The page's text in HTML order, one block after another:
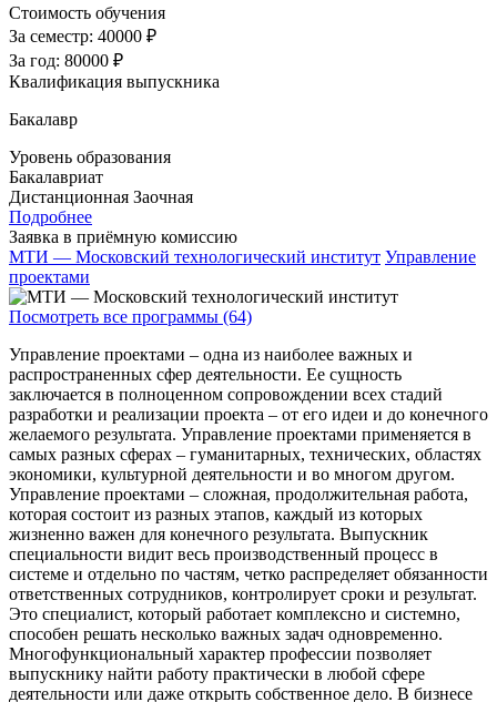
Стоимость обучения
За семестр: 40000 ₽
За год: 80000 ₽
Квалификация выпускника
Бакалавр
Уровень образования
Бакалавриат
Дистанционная Заочная
Подробнее
Заявка в приёмную комиссию
МТИ — Московский технологический институт Управление
проектами
Посмотреть все программы (64)
Управление проектами – одна из наиболее важных и
распространенных сфер деятельности. Ее сущность
заключается в полноценном сопровождении всех стадий
разработки и реализации проекта – от его идеи и до конечного
желаемого результата. Управление проектами применяется в
самых разных сферах – гуманитарных, технических, областях
экономики, культурной деятельности и во многом другом.
Управление проектами – сложная, продолжительная работа,
которая состоит из разных этапов, каждый из которых
жизненно важен для конечного результата. Выпускник
специальности видит весь производственный процесс в
системе и отдельно по частям, четко распределяет обязанности
ответственных сотрудников, контролирует сроки и результат.
Это специалист, который работает комплексно и системно,
способен решать несколько важных задач одновременно.
Многофункциональный характер профессии позволяет
выпускнику найти работу практически в любой сфере
деятельности или даже открыть собственное дело. В бизнесе